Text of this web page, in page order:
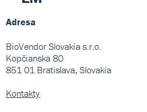
Adresa
BioVendor Slovakia s.r.o.
Kopčianska 80
851 01 Bratislava, Slovakia
Kontakty